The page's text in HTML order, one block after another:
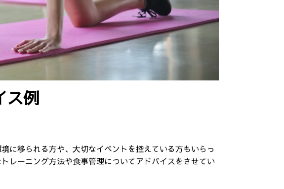
ス例
に移られる方や、大切なイベントを控えている方もいらっ
レーニング方法や食事管理についてアドバイスをさせてい